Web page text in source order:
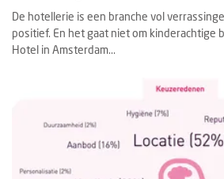
De hotellerie is een branche vol
positief. En het gaat niet om kinderachtige
Hotel in Amsterdam...